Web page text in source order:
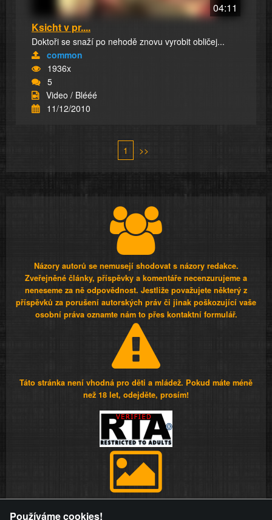
04:11
Ksicht v pr....
Doktoři se snaží po nehodě znovu vyrobit obličej...
common
1936x
5
Video / Blééé
11/12/2010
1 >>
Názory autorů se nemusejí shodovat s názory redakce.
Zveřejněné články, příspěvky a komentáře necenzurujeme a
neneseme za ně odpovědnost. Jestliže považujete některý z
příspěvků za porušení autorských práv či jinak poškozující vaše
osobní práva oznamte nám to přes kontaktní formulář.
Táto stránka není vhodná pro děti a mládež. Pokud máte méně
než 18 let, odejděte, prosím!
Používáme cookies!